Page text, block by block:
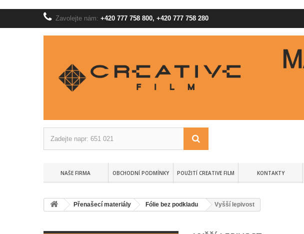
Zavolejte nám: +420 777 758 800, +420 777 758 280
NAŠE FIRMA OBCHODNÍ PODMÍNKY POUŽITÍ CREATIVE FILM KONTAKTY
Přenašecí materiály Fólie bez podkladu Vyšší lepivost